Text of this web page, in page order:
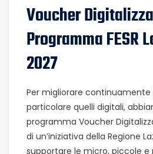
Voucher
Programma FESR
2027
Per migliorare continuamente
particolare quelli digitali,
programma Voucher
di un’iniziativa della Regione
supportare le micro, piccole e